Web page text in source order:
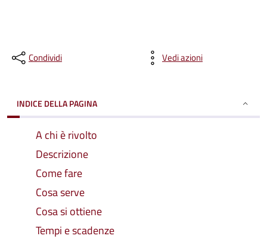
Condividi Vedi azioni
INDICE DELLA PAGINA
A chi è rivolto
Descrizione
Come fare
Cosa serve
Cosa si ottiene
Tempi e scadenze